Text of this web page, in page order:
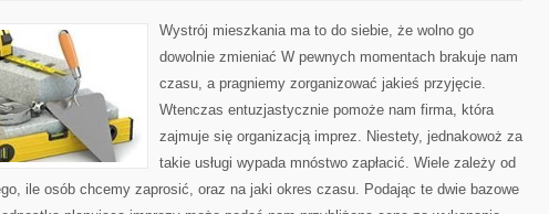
ŚWIĘTO
8
Wystrój mieszkania ma to do siebie, że wolno go
dowolnie zmieniać W pewnych momentach brakuje nam
czasu, a pragniemy zorganizować jakieś przyjęcie.
Wtenczas entuzjastycznie pomoże nam firma, która
zajmuje się organizacją imprez. Niestety, jednakowoż za
takie usługi wypada mnóstwo zapłacić. Wiele zależy od
ile osób chcemy zaprosić, oraz na jaki okres czasu. Podając te dwie bazowe